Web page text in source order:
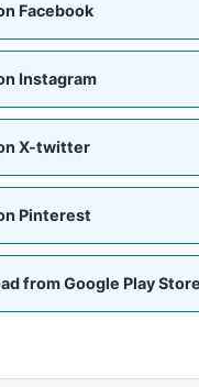
Facebook
Instagram
X-twitter
Pinterest
from Google Play Store